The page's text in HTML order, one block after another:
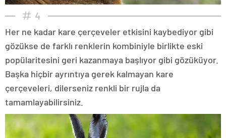
4
Her ne kadar kare çerçeveler etkisini kaybediyor gibi
gözükse de farklı renklerin kombiniyle birlikte eski
popülaritesini geri kazanmaya başlıyor gibi gözüküyor.
Başka hiçbir ayrıntıya gerek kalmayan kare
çerçeveleri, dilerseniz renkli bir rujla da
tamamlayabilirsiniz.